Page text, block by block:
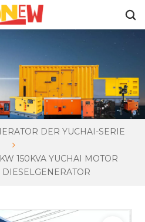
DER YUCHAI-SERIE
150KVA YUCHAI MOTOR